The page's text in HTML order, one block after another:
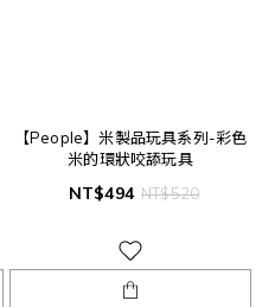
【People】米製品玩具系列-彩色
米的環狀咬舔玩具
NT$494 NT$520